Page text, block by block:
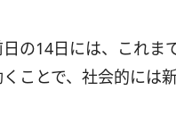
の14日には、これ
ことで、社会的には